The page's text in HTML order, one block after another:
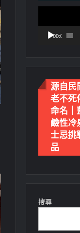
00:00
源自民
老不死
命名｜
鹼性冷
士忌挑
品
搜尋